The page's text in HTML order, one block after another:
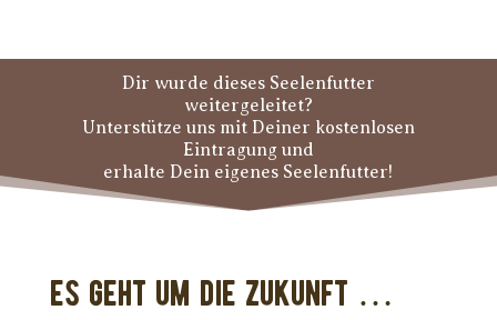
Dir wurde dieses Seelenfutter
weitergeleitet?
Unterstütze uns mit Deiner kostenlosen
Eintragung und
erhalte Dein eigenes Seelenfutter!
Es geht um die Zukunft …